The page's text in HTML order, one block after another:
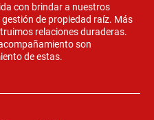
con brindar a nuestros
de propiedad raíz. Más
relaciones duraderas.
son
de estas.